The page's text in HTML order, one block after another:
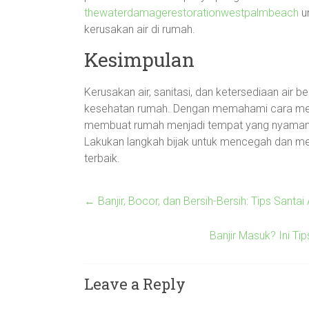
thewaterdamagerestorationwestpalmbeach
kerusakan air di rumah.
Kesimpulan
Kerusakan air, sanitasi, dan ketersediaan air
kesehatan rumah. Dengan memahami cara
membuat rumah menjadi tempat yang
Lakukan langkah bijak untuk mencegah dan
terbaik.
← Banjir, Bocor, dan Bersih-Bersih: Tips
Banjir Masuk? Ini
Leave a Reply